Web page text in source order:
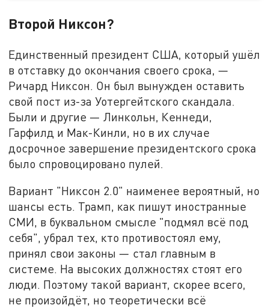
Второй Никсон?
Единственный президент США, который ушёл
в отставку до окончания своего срока, —
Ричард Никсон. Он был вынужден оставить
свой пост из-за Уотергейтского скандала.
Были и другие — Линкольн, Кеннеди,
Гарфилд и Мак-Кинли, но в их случае
досрочное завершение президентского срока
было спровоцировано пулей.
Вариант "Никсон 2.0" наименее вероятный, но
шансы есть. Трамп, как пишут иностранные
СМИ, в буквальном смысле "подмял всё под
себя", убрал тех, кто противостоял ему,
принял свои законы — стал главным в
системе. На высоких должностях стоят его
люди. Поэтому такой вариант, скорее всего,
не произойдёт, но теоретически всё